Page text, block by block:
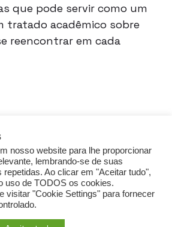
que pode servir como um
tratado acadêmico sobre
reencontrar em cada
de FDS
de privacidade
nosso website para lhe proporcionar
lembrando-se de suas
repetidas. Ao clicar em "Aceitar tudo",
uso de TODOS os cookies.
visitar "Cookie Settings" para fornecer